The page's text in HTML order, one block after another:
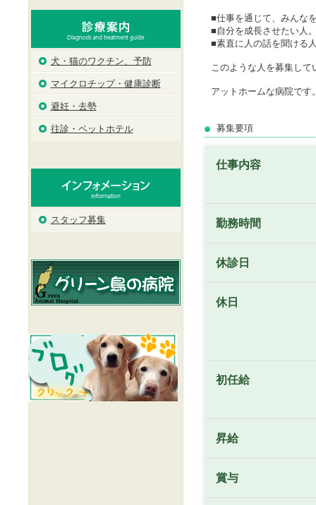
犬・猫のワクチン、予防
マイクロチップ・健康診断
避妊・去勢
往診・ペットホテル
スタッフ募集
■仕事を通じて、みんな
■自分を成長させたい人
■素直に人の話を聞ける
このような人を募集して
アットホームな病院です
募集要項
仕事内容
勤務時間
休診日
休日
初任給
昇給
賞与